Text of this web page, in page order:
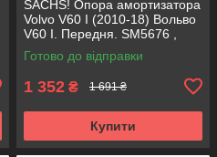
SACHS! Опора амортизатора
Volvo V60 I (2010-18) Вольво
V60 I. Передня. SM5676 ,
803053 , KB652.30
Готово до відправки
1 352 ₴ 1 691 ₴
Купити